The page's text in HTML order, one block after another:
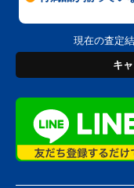
現在の査定
キ